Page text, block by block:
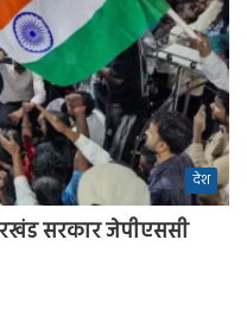
देश
सरकार जेपीएससी